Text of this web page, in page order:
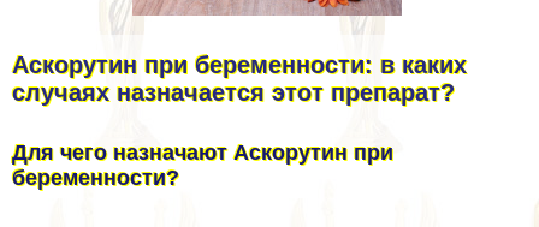
Аскорутин при беременности: в каких
случаях назначается этот препарат?
Для чего назначают Аскорутин при
беременности?